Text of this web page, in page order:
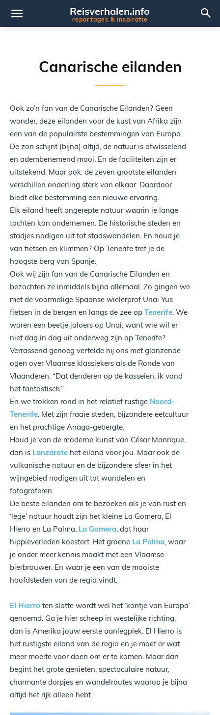
Reisverhalen.info
reportages & inspiratie
Canarische eilanden
Ook zo’n fan van de Canarische Eilanden? Geen
wonder, deze eilanden voor de kust van Afrika zijn
een van de populairste bestemmingen van Europa.
De zon schijnt (bijna) altijd, de natuur is afwisselend
en adembenemend mooi. En de faciliteiten zijn er
uitstekend. Maar ook: de zeven grootste eilanden
verschillen onderling sterk van elkaar. Daardoor
biedt elke bestemming een nieuwe ervaring.
Elk eiland heeft ongerepte natuur waarin je lange
tochten kan ondernemen. De historische steden en
stadjes nodigen uit tot stadswandelen. En houd je
van fietsen en klimmen? Op Tenerife tref je de
hoogste berg van Spanje.
Ook wij zijn fan van de Canarische Eilanden en
bezochten ze inmiddels bijna allemaal. Zo gingen we
met de voormalige Spaanse wielerprof Unai Yus
fietsen in de bergen en langs de zee op Tenerife. We
waren een beetje jaloers op Unai, want wie wil er
niet dag in dag uit onderweg zijn op Tenerife?
Verrassend genoeg vertelde hij ons met glanzende
ogen over Vlaamse klassiekers als de Ronde van
Vlaanderen. “Dat denderen op de kasseien, ik vond
het fantastisch.”
En we trokken rond in het relatief rustige Noord-
Tenerife. Met zijn fraaie steden, bijzondere eetcultuur
en het prachtige Anaga-gebergte.
Houd je van de moderne kunst van César Manrique,
dan is Lanzarote het eiland voor jou. Maar ook de
vulkanische natuur en de bijzondere sfeer in het
wijngebied nodigen uit tot wandelen en
fotograferen.
De beste eilanden om te bezoeken als je van rust en
‘lege’ natuur houdt zijn het kleine La Gomera, El
Hierro en La Palma. La Gomera, dat haar
hippieverleden koestert. Het groene La Palma, waar
je onder meer kennis maakt met een Vlaamse
bierbrouwer. En waar je een van de mooiste
hoofdsteden van de regio vindt.
El Hierro ten slotte wordt wel het ‘kontje van Europa’
genoemd. Ga je hier scheep in westelijke richting,
dan is Amerika jouw eerste aanlegplek. El Hierro is
het rustigste eiland van de regio en je moet er wat
meer moeite voor doen om er te komen. Maar dan
begint het grote genieten: spectaculaire natuur,
charmante dorpjes en wandelroutes waarop je bijna
altijd het rijk alleen hebt.